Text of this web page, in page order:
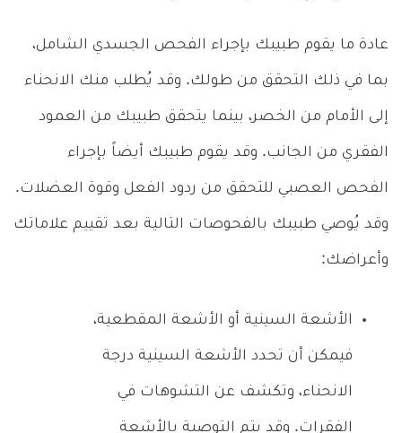
عادة ما يقوم طبيبك بإجراء الفحص الجسدي الشامل،
بما في ذلك التحقق من طولك. وقد يُطلب منك الانحناء
إلى الأمام من الخصر، بينما يتحقق طبيبك من العمود
الفقري من الجانب. وقد يقوم طبيبك أيضاً بإجراء
الفحص العصبي للتحقق من ردود الفعل وقوة العضلات.
وقد يُوصي طبيبك بالفحوصات التالية بعد تقييم علاماتك
وأعراضك:
الأشعة السينية أو الأشعة المقطعية،
فيمكن أن تحدد الأشعة السينية درجة
الانحناء، وتكشف عن التشوهات في
الفقرات. وقد يتم التوصية بالأشعة